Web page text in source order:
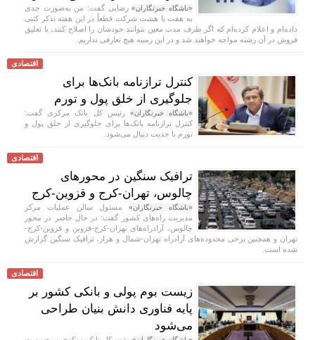
«باشگاه خبرنگاران»رضایی گفت: من به‌صورت جدی
به هفت یا هشت شرکت قطعاً در این هفته تذکر کتبی
داده‌ام و اعلام کرده‌ام که اگر ظرف مدت معین نتوانند خودشان را اصلاح کنند، با تعلیق
فروش در آن رشته مواجه خواهند شد و در این زمینه هیچ تعارفی نداریم.
اقتصادی
کنترل ترازنامه بانک‌ها برای
جلوگیری از خلق پول و تورم
«باشگاه خبرنگاران» رئیس کل بانک مرکزی گفت:
کنترل ترازنامه بانک‌ها برای جلوگیری از خلق پول و
تورم با جدیت دنبال می‌شود.
اقتصادی
ترافیک سنگین در محورهای
چالوس، تهران-کرج و قزوین-کرج
«باشگاه خبرنگاران» مسئول سالن عملیات مرکز
مدیریت راه‌های کشور گفت: در حال حاضر در محور
چالوس، آزادراه‌های تهران-کرج-قزوین و قزوین-کرج-
تهران و همچنین برخی محدوده‌های آزادراه تهران-شمال و هراز، ترافیک سنگین گزارش
شده است.
اقتصادی
زیست بوم پولی و بانکی کشور بر
پایه فناوری دانش بنیان طراحی
می‌شود